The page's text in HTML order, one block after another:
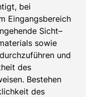
bei
Eingangsbereich
Sicht–
sowie
und
des
Bestehen
des